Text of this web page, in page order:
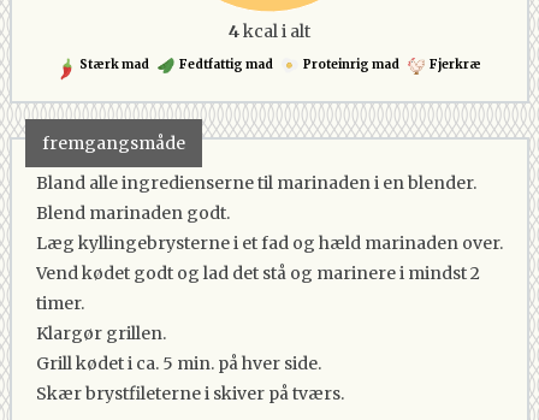
4kcal i alt
Stærk mad Fedtfattig mad Proteinrig mad Fjerkræ
fremgangsmåde
Bland alle ingredienserne til marinaden i en blender.
Blend marinaden godt.
Læg kyllingebrysterne i et fad og hæld marinaden over.
Vend kødet godt og lad det stå og marinere i mindst 2
timer.
Klargør grillen.
Grill kødet i ca. 5 min. på hver side.
Skær brystfileterne i skiver på tværs.